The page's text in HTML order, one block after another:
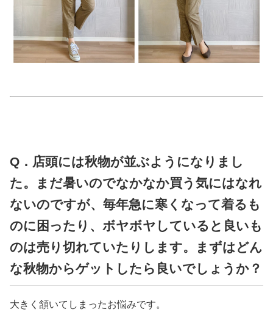
グルメ
トラベル
性と愛
Q．店頭には秋物が並ぶようになりまし
た。まだ暑いのでなかなか買う気にはなれ
ないのですが、毎年急に寒くなって着るも
のに困ったり、ボヤボヤしていると良いも
のは売り切れていたりします。まずはどん
な秋物からゲットしたら良いでしょうか？
大きく頷いてしまったお悩みです。